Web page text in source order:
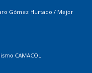
Gómez Hurtado / Mejor
CAMACOL